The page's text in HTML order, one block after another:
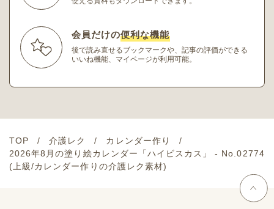
会員だけの便利な機能
後で読み直せるブックマークや、記事の評価ができる
いいね機能、マイページが利用可能。
TOP 介護レク
カレンダー作り
2026年8月の塗り絵カレンダー「ハイビスカス」 - No.02774
(上級/カレンダー作りの介護レク素材)